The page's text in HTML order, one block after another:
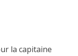
la capitaine